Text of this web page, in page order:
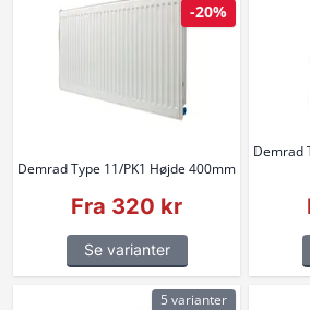
Demrad Type 11/PK1 Højde 400mm
Fra 320 kr
Se varianter
-20%
Demrad
5 varianter